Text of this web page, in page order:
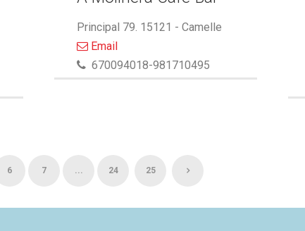
Principal 79. 15121 - Camelle
Email
670094018-981710495
6 7 ... 24 25